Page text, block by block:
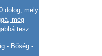
dolog, mely
még
tesz
- Bőség -